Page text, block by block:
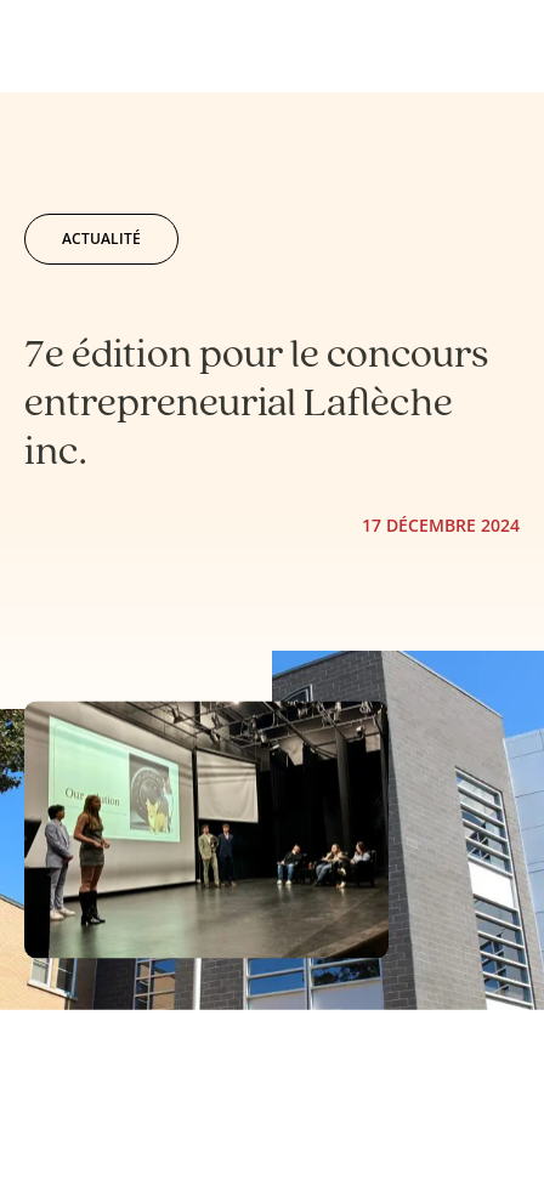
ACTUALITÉ
7e édition pour le concours
entrepreneurial Laflèche
inc.
17 DÉCEMBRE 2024